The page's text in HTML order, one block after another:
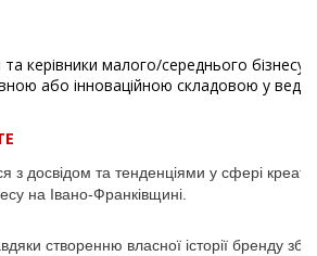
керівники малого/середнього бізнесу
або інноваційною складовою у
з досвідом та тенденціями у сфері
на Івано-Франківщині.
створенню власної історії бренду